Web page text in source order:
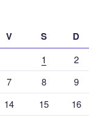
V S D
1
2
7 8
9
14 15
16